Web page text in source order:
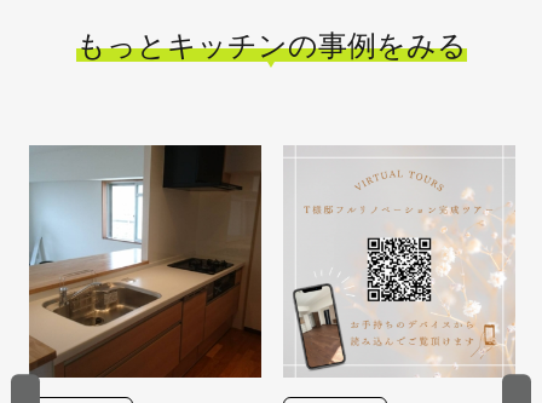
もっとキッチンの事例をみる